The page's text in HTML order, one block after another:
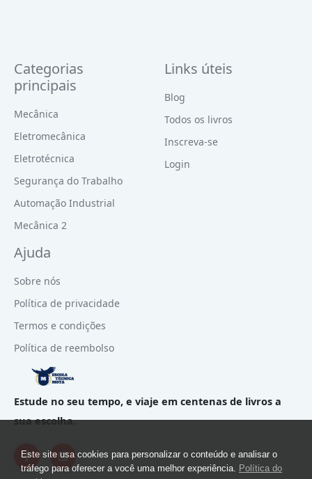
Este site usa cookies para personalizar o conteúdo e analisar o
tráfego para oferecer a você uma melhor experiência. Política do
Categorias
principais
Mecânica
Eletromecânica
Eletrotécnica
Segurança do Trabalho
Automação Industrial
Mecânica 2
Links úteis
Blog
Todos os livros
Inscreva-se
Login
Ajuda
Sobre nós
Política de privacidade
Termos e condições
Política de reembolso
Estude no seu tempo, e viaje em centenas de livros a
sua escolha.